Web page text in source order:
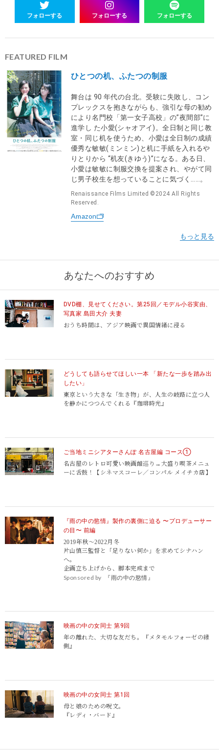
フォローする フォローする フォローする
FEATURED FILM
ひとつの机、ふたつの制服
舞台は 90 年代の台北。受験に失敗し、コン
プレックスを抱きながらも、強引な母の勧め
により名門校「第一女子高校」の”夜間部”に
進学し た小愛(シャオアイ)。全日制と同じ教
室・同じ机を使うため、小愛は全日制の成績
優秀な敏敏(ミンミン)と机に手紙を入れるや
りとりから “机友(きゆう)”になる。ある日、
小愛は敏敏に制服交換を提案され、やがて同
じ男子校生を想っていることに気づく……。
Renaissance Films Limited ©️2024 All Rights
Reserved.
Amazon
あなたへのおすすめ
DVD棚、見せてください。第25回／モデル小谷実由、
写真家 島田大介 夫妻
おうち時間は、アジア映画で異国情緒に浸る
どうしても語らせてほしい一本 「新たな一歩を踏み出
したい」
東京という大きな「生き物」が、
人生の岐路に立つ人
を静かにつつんでくれる『珈琲時光』
ご当地ミニシアターさんぽ 名古屋編 コース①
名古屋のレトロ可愛い映画館巡り→大盛り喫茶メニュ
ーに舌鼓！
【シネマスコーレ／コンパル メイチカ店】
『雨の中の慾情』製作の裏側に迫る 〜プロデューサー
の目〜 前編
2019年秋〜2022月冬
片山慎三監督と「足りない何か」を求めてシナハン
へ。
企画立ち上げから、脚本完成まで
Sponsored by 『雨の中の慾情』
映画の中の女同士 第9回
年の離れた、大切な友だち。
『メタモルフォーゼの縁
側』
映画の中の女同士 第1回
母と娘のための呪文。
『レディ・バード』